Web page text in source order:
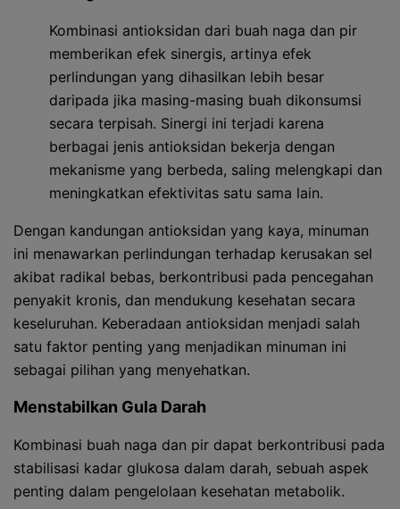
Kombinasi antioksidan dari buah naga dan pir
memberikan efek sinergis, artinya efek
perlindungan yang dihasilkan lebih besar
daripada jika masing-masing buah dikonsumsi
secara terpisah. Sinergi ini terjadi karena
berbagai jenis antioksidan bekerja dengan
mekanisme yang berbeda, saling melengkapi dan
meningkatkan efektivitas satu sama lain.
Dengan kandungan antioksidan yang kaya, minuman
ini menawarkan perlindungan terhadap kerusakan sel
akibat radikal bebas, berkontribusi pada pencegahan
penyakit kronis, dan mendukung kesehatan secara
keseluruhan. Keberadaan antioksidan menjadi salah
satu faktor penting yang menjadikan minuman ini
sebagai pilihan yang menyehatkan.
Menstabilkan Gula Darah
Kombinasi buah naga dan pir dapat berkontribusi pada
stabilisasi kadar glukosa dalam darah, sebuah aspek
penting dalam pengelolaan kesehatan metabolik.